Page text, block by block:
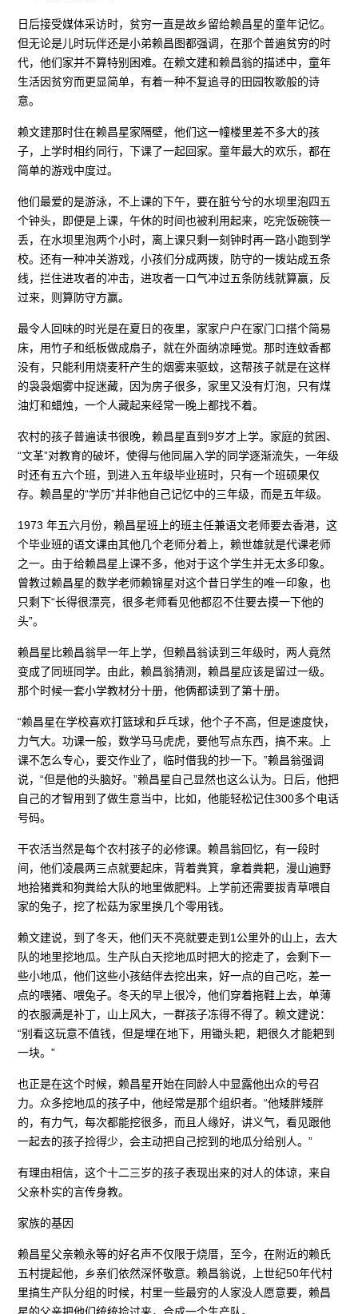
日后接受媒体采访时，贫穷一直是故乡留给赖昌星的童年记忆。
但无论是儿时玩伴还是小弟赖昌图都强调，在那个普遍贫穷的时
代，他们家并不算特别困难。在赖文建和赖昌翁的描述中，童年
生活因贫穷而更显简单，有着一种不复追寻的田园牧歌般的诗
意。
赖文建那时住在赖昌星家隔壁，他们这一幢楼里差不多大的孩
子，上学时相约同行，下课了一起回家。童年最大的欢乐，都在
简单的游戏中度过。
他们最爱的是游泳，不上课的下午，要在脏兮兮的水坝里泡四五
个钟头，即便是上课，午休的时间也被利用起来，吃完饭碗筷一
丢，在水坝里泡两个小时，离上课只剩一刻钟时再一路小跑到学
校。还有一种冲关游戏，小孩们分成两拨，防守的一拨站成五条
线，拦住进攻者的冲击，进攻者一口气冲过五条防线就算赢，反
过来，则算防守方赢。
最令人回味的时光是在夏日的夜里，家家户户在家门口搭个简易
床，用竹子和纸板做成扇子，就在外面纳凉睡觉。那时连蚊香都
没有，只能利用烧麦秆产生的烟雾来驱蚊，这帮孩子就是在这样
的袅袅烟雾中捉迷藏，因为房子很多，家里又没有灯泡，只有煤
油灯和蜡烛，一个人藏起来经常一晚上都找不着。
农村的孩子普遍读书很晚，赖昌星直到9岁才上学。家庭的贫困、
“文革”对教育的破坏，使得与他同届入学的同学逐渐流失，一年级
时还有五六个班，到进入五年级毕业班时，只有一个班硕果仅
存。赖昌星的“学历”并非他自己记忆中的三年级，而是五年级。
1973 年五六月份，赖昌星班上的班主任兼语文老师要去香港，这
个毕业班的语文课由其他几个老师分着上，赖世雄就是代课老师
之一。由于给赖昌星上课不多，他对于这个学生并无太多印象。
曾教过赖昌星的数学老师赖锦星对这个昔日学生的唯一印象，也
只剩下“长得很漂亮，很多老师看见他都忍不住要去摸一下他的
头”。
赖昌星比赖昌翁早一年上学，但赖昌翁读到三年级时，两人竟然
变成了同班同学。由此，赖昌翁猜测，赖昌星应该是留过一级。
那个时候一套小学教材分十册，他俩都读到了第十册。
“赖昌星在学校喜欢打篮球和乒乓球，他个子不高，但是速度快，
力气大。功课一般，数学马马虎虎，要他写点东西，搞不来。上
课不怎么专心，要交作业了，临时借我的抄一下。”赖昌翁强调
说，“但是他的头脑好。”赖昌星自己显然也这么认为。日后，他把
自己的才智用到了做生意当中，比如，他能轻松记住300多个电话
号码。
干农活当然是每个农村孩子的必修课。赖昌翁回忆，有一段时
间，他们凌晨两三点就要起床，背着粪箕，拿着粪耙，漫山遍野
地拾猪粪和狗粪给大队的地里做肥料。上学前还需要拔青草喂自
家的兔子，挖了松菇为家里换几个零用钱。
赖文建说，到了冬天，他们天不亮就要走到1公里外的山上，去大
队的地里挖地瓜。生产队白天挖地瓜时把大的挖走了，会剩下一
些小地瓜，他们这些小孩结伴去挖出来，好一点的自己吃，差一
点的喂猪、喂兔子。冬天的早上很冷，他们穿着拖鞋上去，单薄
的衣服满是补丁，山上风大，一群孩子冻得不得了。赖文建说：
“别看这玩意不值钱，但是埋在地下，用锄头耙，耙很久才能耙到
一块。”
也正是在这个时候，赖昌星开始在同龄人中显露他出众的号召
力。众多挖地瓜的孩子中，他经常是那个组织者。“他矮胖矮胖
的，有力气，每次都能挖很多，而且人缘好，讲义气，看见跟他
一起去的孩子捡得少，会主动把自己挖到的地瓜分给别人。”
有理由相信，这个十二三岁的孩子表现出来的对人的体谅，来自
父亲朴实的言传身教。
家族的基因
赖昌星父亲赖永等的好名声不仅限于烧厝，至今，在附近的赖氏
五村提起他，乡亲们依然深怀敬意。赖昌翁说，上世纪50年代村
里搞生产队分组的时候，村里一些最穷的人家没人愿意要，赖昌